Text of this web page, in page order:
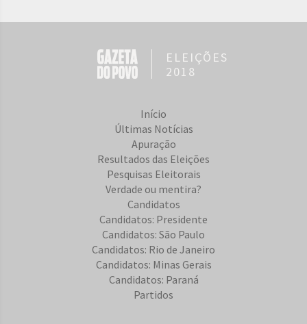
ELEIÇÕES
2018
Início
Últimas Notícias
Apuração
Resultados das Eleições
Pesquisas Eleitorais
Verdade ou mentira?
Candidatos
Candidatos: Presidente
Candidatos: São Paulo
Candidatos: Rio de Janeiro
Candidatos: Minas Gerais
Candidatos: Paraná
Partidos